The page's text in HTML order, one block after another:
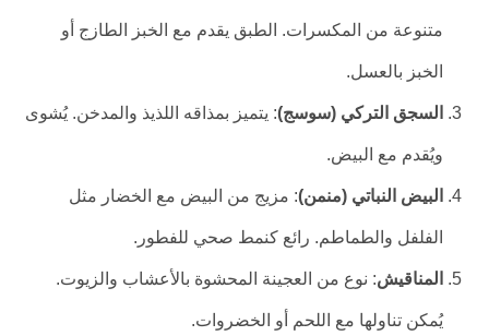
متنوعة من المكسرات. الطبق يقدم مع الخبز الطازج أو
الخبز بالعسل.
السجق التركي (سوسج): يتميز بمذاقه اللذيذ والمدخن. يُشوى
ويُقدم مع البيض.
البيض النباتي (منمن): مزيج من البيض مع الخضار مثل
الفلفل والطماطم. رائع كنمط صحي للفطور.
المناقيش: نوع من العجينة المحشوة بالأعشاب والزيوت.
يُمكن تناولها مع اللحم أو الخضروات.